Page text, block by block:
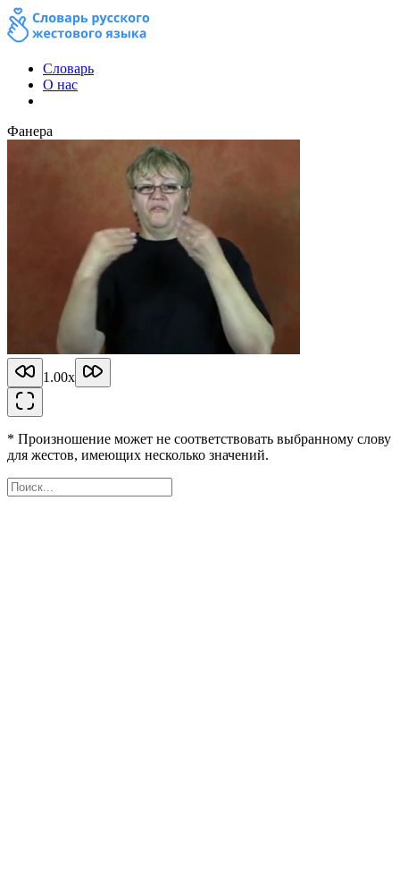
Словарь
О нас
Фанера
1.00x
* Произношение может не соответствовать выбранному слову
для жестов, имеющих несколько значений.